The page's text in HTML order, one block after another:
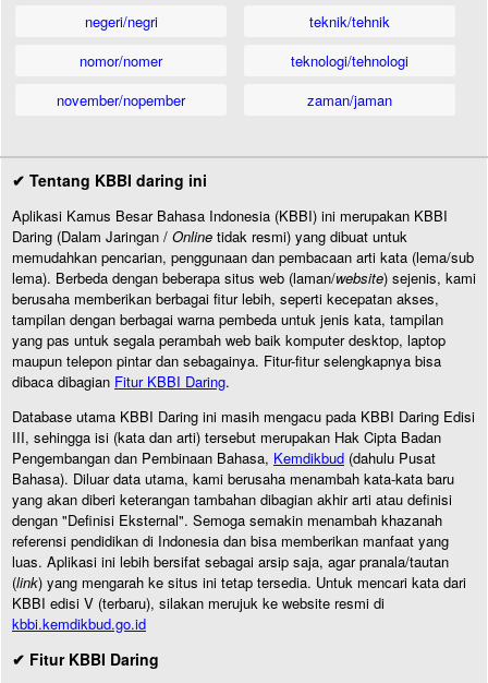
negeri/negri
nomor/nomer
november/nopember
teknik/tehnik
teknologi/tehnologi
zaman/jaman
✔ Tentang KBBI daring ini
Aplikasi Kamus Besar Bahasa Indonesia (KBBI) ini merupakan KBBI
Daring (Dalam Jaringan / Online tidak resmi) yang dibuat untuk
memudahkan pencarian, penggunaan dan pembacaan arti kata (lema/sub
lema). Berbeda dengan beberapa situs web (laman/website) sejenis, kami
berusaha memberikan berbagai fitur lebih, seperti kecepatan akses,
tampilan dengan berbagai warna pembeda untuk jenis kata, tampilan
yang pas untuk segala perambah web baik komputer desktop, laptop
maupun telepon pintar dan sebagainya. Fitur-fitur selengkapnya bisa
dibaca dibagian Fitur KBBI Daring.
Database utama KBBI Daring ini masih mengacu pada KBBI Daring Edisi
III, sehingga isi (kata dan arti) tersebut merupakan Hak Cipta Badan
Pengembangan dan Pembinaan Bahasa, Kemdikbud (dahulu Pusat
Bahasa). Diluar data utama, kami berusaha menambah kata-kata baru
yang akan diberi keterangan tambahan dibagian akhir arti atau definisi
dengan "Definisi Eksternal". Semoga semakin menambah khazanah
referensi pendidikan di Indonesia dan bisa memberikan manfaat yang
luas. Aplikasi ini lebih bersifat sebagai arsip saja, agar pranala/tautan
(link) yang mengarah ke situs ini tetap tersedia. Untuk mencari kata dari
KBBI edisi V (terbaru), silakan merujuk ke website resmi di
kbbi.kemdikbud.go.id
✔ Fitur KBBI Daring